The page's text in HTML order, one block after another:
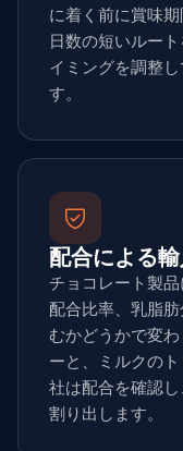
に着く前に賞味
日数の短いルー
イミングを調整
す。
配合による
チョコレート製
配合比率、乳脂
むかどうかで変
ーと、ミルクの
社は配合を確認
割り出します。